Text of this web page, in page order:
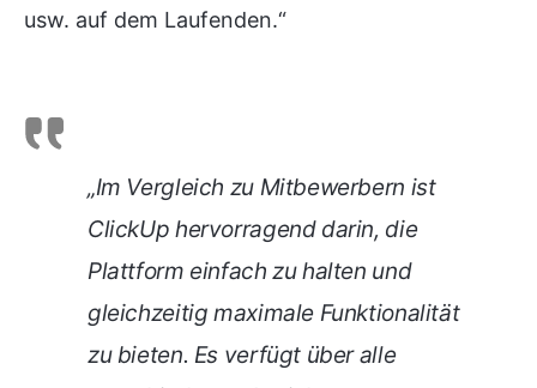
usw. auf dem Laufenden.“
„Im Vergleich zu Mitbewerbern ist
ClickUp hervorragend darin, die
Plattform einfach zu halten und
gleichzeitig maximale Funktionalität
zu bieten. Es verfügt über alle